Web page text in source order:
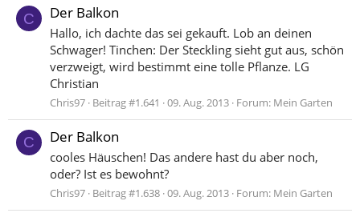
C Der Balkon
Hallo, ich dachte das sei gekauft. Lob an deinen
Schwager! Tinchen: Der Steckling sieht gut aus, schön
verzweigt, wird bestimmt eine tolle Pflanze. LG
Christian
Chris97 Beitrag #1.641 09. Aug. 2013 Forum: Mein Garten
C Der Balkon
cooles Häuschen! Das andere hast du aber noch,
oder? Ist es bewohnt?
Chris97 Beitrag #1.638 09. Aug. 2013 Forum: Mein Garten